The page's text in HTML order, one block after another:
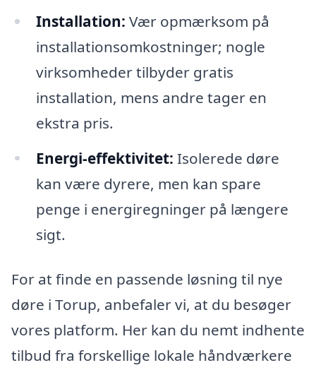
Installation: Vær opmærksom på
installationsomkostninger; nogle
virksomheder tilbyder gratis
installation, mens andre tager en
ekstra pris.
Energi-effektivitet: Isolerede døre
kan være dyrere, men kan spare
penge i energiregninger på længere
sigt.
For at finde en passende løsning til nye
døre i Torup, anbefaler vi, at du besøger
vores platform. Her kan du nemt indhente
tilbud fra forskellige lokale håndværkere